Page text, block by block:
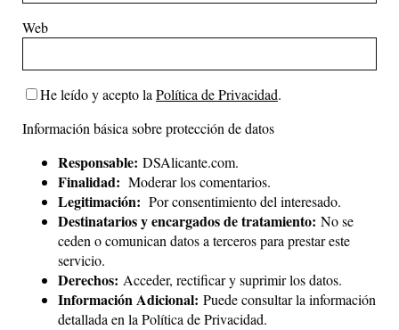
Web
He leído y acepto laPolítica de Privacidad.
Información básica sobre protección de datos
Responsable: DSAlicante.com.
Finalidad: Moderar los comentarios.
Legitimación: Por consentimiento del interesado.
Destinatarios y encargados de tratamiento: No se
ceden o comunican datos a terceros para prestar este
servicio.
Derechos: Acceder, rectificar y suprimir los datos.
Información Adicional: Puede consultar la información
detallada en laPolítica de Privacidad.